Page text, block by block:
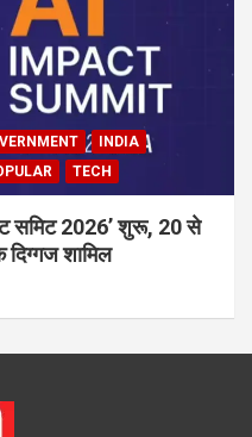
INDIA
TECH
समिट 2026’ शुरू, 20 से
दिग्गज शामिल